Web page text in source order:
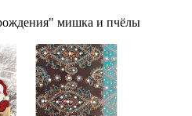
мишка и пчёлы